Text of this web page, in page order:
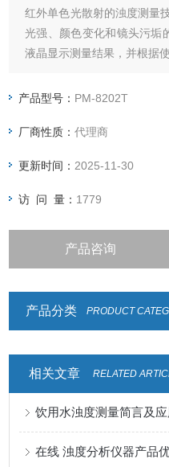
红外单色光散射的浊度测量
光强、颜色变化和镜头污垢
液晶显示测量结果，并根据
产品型号： PM-8202T
厂商性质：代理商
更新时间： 2025-11-30
访 问 量： 1779
产品咨询
产品分类 PRODUCT
相关文章 RELATED
饮用水浊度测量简言及应
在线 浊度分析仪器产品